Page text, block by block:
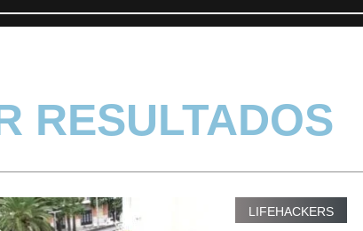
RESULTADOS
LIFEHACKERS